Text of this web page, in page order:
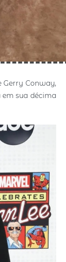
Gerry Conway,
sua décima